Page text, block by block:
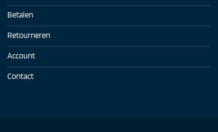
Betalen
Retourneren
Account
Contact